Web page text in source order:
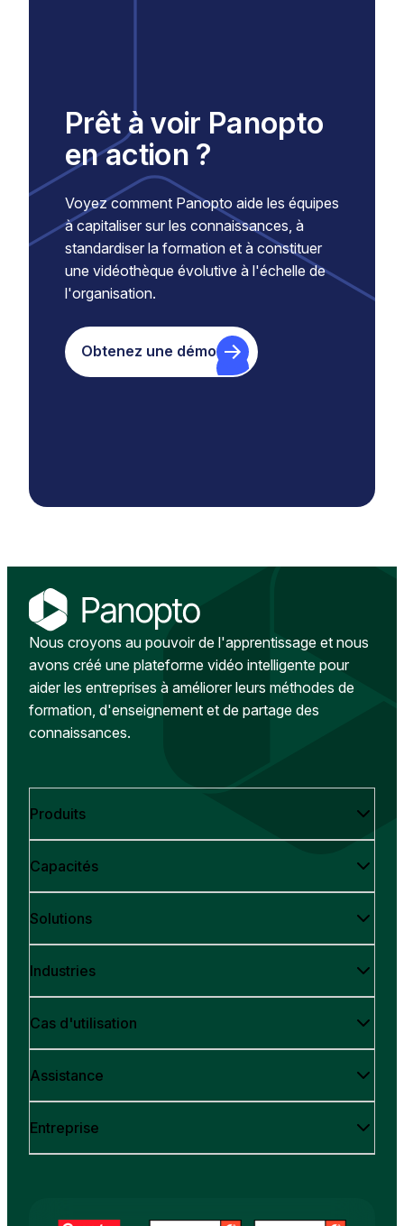
Prêt à voir Panopto
en action ?
Voyez comment Panopto aide les équipes
à capitaliser sur les connaissances, à
standardiser la formation et à constituer
une vidéothèque évolutive à l'échelle de
l'organisation.
Obtenez une démo
Nous croyons au pouvoir de l'apprentissage et nous
avons créé une plateforme vidéo intelligente pour
aider les entreprises à améliorer leurs méthodes de
formation, d'enseignement et de partage des
connaissances.
Produits
Capacités
Solutions
Industries
Cas d'utilisation
Assistance
Entreprise